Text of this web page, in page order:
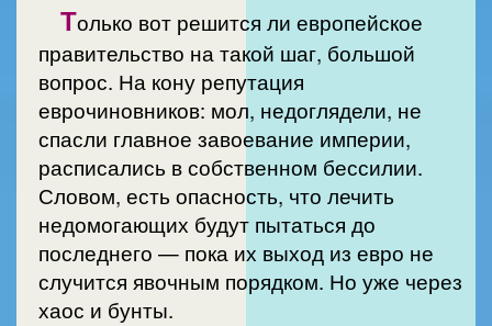
Только вот решится ли европейское
правительство на такой шаг, большой
вопрос. На кону репутация
еврочиновников: мол, недоглядели, не
спасли главное завоевание империи,
расписались в собственном бессилии.
Словом, есть опасность, что лечить
недомогающих будут пытаться до
последнего — пока их выход из евро не
случится явочным порядком. Но уже через
хаос и бунты.